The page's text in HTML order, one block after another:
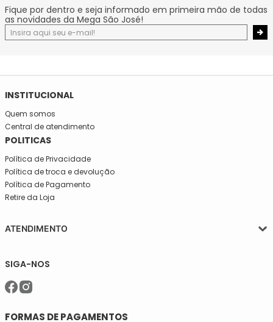
Fique por dentro e seja informado em primeira mão de todas
as novidades da Mega São José!
INSTITUCIONAL
Quem somos
Central de atendimento
POLITICAS
Política de Privacidade
Política de troca e devolução
Política de Pagamento
Retire da Loja
ATENDIMENTO
Sexta, das 08:30 às 16h30.
Telefone: (11)5627-7800
WhatsApp: (11)94238-1925
sac@meiassaojose.com.br
SIGA-NOS
FORMAS DE PAGAMENTOS